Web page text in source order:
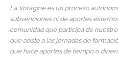
La Vorágine es un proceso
subvenciones ni de aportes
comunidad que participa de
que asiste a las jornadas de
que hace aportes de tiempo o